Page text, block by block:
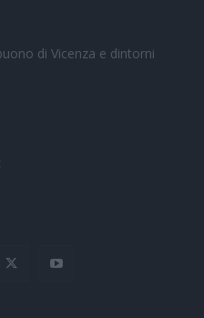
di Vicenza e dintorni